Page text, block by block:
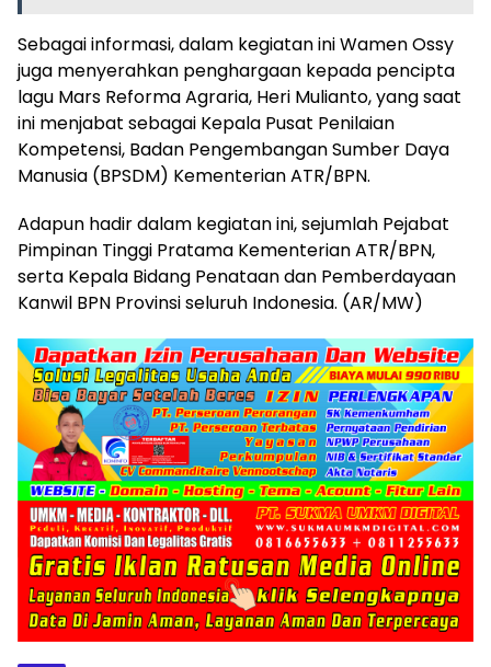
Sebagai informasi, dalam kegiatan ini Wamen Ossy
juga menyerahkan penghargaan kepada pencipta
lagu Mars Reforma Agraria, Heri Mulianto, yang saat
ini menjabat sebagai Kepala Pusat Penilaian
Kompetensi, Badan Pengembangan Sumber Daya
Manusia (BPSDM) Kementerian ATR/BPN.
Adapun hadir dalam kegiatan ini, sejumlah Pejabat
Pimpinan Tinggi Pratama Kementerian ATR/BPN,
serta Kepala Bidang Penataan dan Pemberdayaan
Kanwil BPN Provinsi seluruh Indonesia. (AR/MW)